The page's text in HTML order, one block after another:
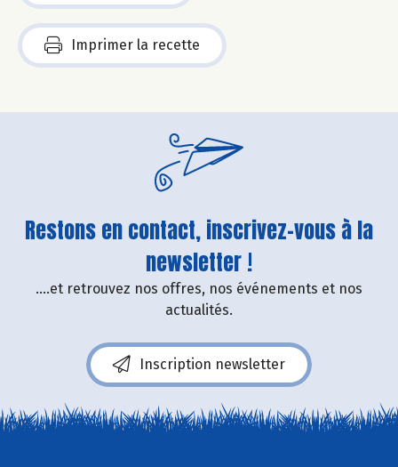
Imprimer la recette
Restons en contact, inscrivez-vous à la
newsletter !
....et retrouvez nos offres, nos événements et nos
actualités.
Inscription newsletter